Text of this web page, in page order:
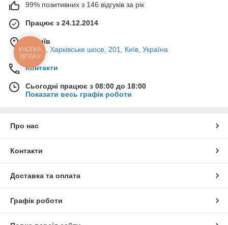
99% позитивних з 146 відгуків за рік
Працює з 24.12.2014
м. Київ
02121, Харківське шосе, 201, Київ, Україна
Контакти
Сьогодні працює з 08:00 до 18:00
Показати весь графік роботи
Про нас
Контакти
Доставка та оплата
Графік роботи
КНОПКА
ЗВ'ЯЗКУ